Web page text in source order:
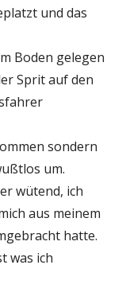
und das
Boden gelegen
Sprit auf den
sondern
um.
wütend, ich
aus meinem
hatte.
was ich